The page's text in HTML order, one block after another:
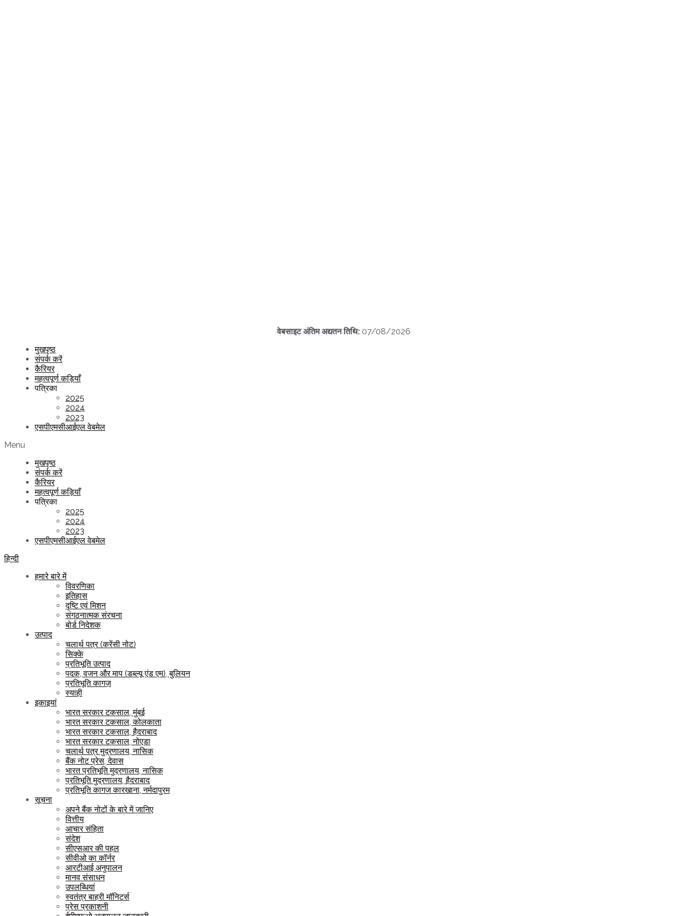
वेबसाइट अंतिम अद्यतन तिथि: 07/08/2026
मुखपृष्ठ
संपर्क करें
कैरियर
महत्वपूर्ण कड़ियाँ
पत्रिका
2025
2024
2023
एसपीएमसीआईएल वेबमेल
Menu
मुखपृष्ठ
संपर्क करें
कैरियर
महत्वपूर्ण कड़ियाँ
पत्रिका
2025
2024
2023
एसपीएमसीआईएल वेबमेल
हिन्दी
हमारे बारे में
विवरणिका
इतिहास
दृष्टि एवं मिशन
संगठनात्मक संरचना
बोर्ड निदेशक
उत्पाद
चलार्थ पत्र (करेंसी नोट)
सिक्के
प्रतिभूति उत्पाद
पदक, वजन और माप (डब्ल्यू एंड एम), बुलियन
प्रतिभूति कागज़
स्याही
इकाइयां
भारत सरकार टकसाल, मुंबई
भारत सरकार टकसाल, कोलकाता
भारत सरकार टकसाल, हैदराबाद
भारत सरकार टकसाल, नोएडा
चलार्थ पत्र मुद्रणालय, नासिक
बैंक नोट प्रेस, देवास
भारत प्रतिभूति मुद्रणालय, नासिक
प्रतिभूति मुद्रणालय, हैदराबाद
प्रतिभूति कागज कारखाना, नर्मदापुरम
सूचना
अपने बैंक नोटों के बारे में जानिए
वित्तीय
आचार संहिता
संदेश
सीएसआर की पहल
सीवीओ का कॉर्नर
आरटीआई अनुपालन
मानव संसाधन
उपलब्धियां
स्वतंत्र बाहरी मॉनिटर्स
प्रेस प्रकाशनी